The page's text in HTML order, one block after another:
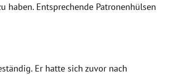
haben. Entsprechende Patronenhülsen
Er hatte sich zuvor nach